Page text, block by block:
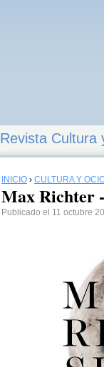
Revista Cultura
INICIO › CULTURA Y
Max Richter
Publicado el 11 octubre